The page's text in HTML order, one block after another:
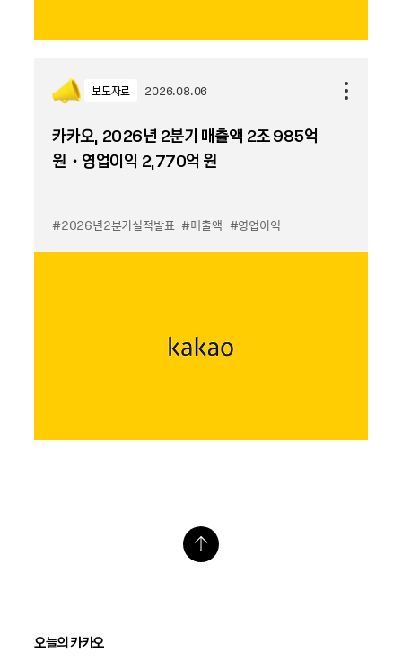
보도자료 2026.08.06
카카오, 2026년 2분기 매출액 2조 985억
원・영업이익 2,770억 원
#2026년2분기실적발표 #매출액 #영업이익
오늘의 카카오